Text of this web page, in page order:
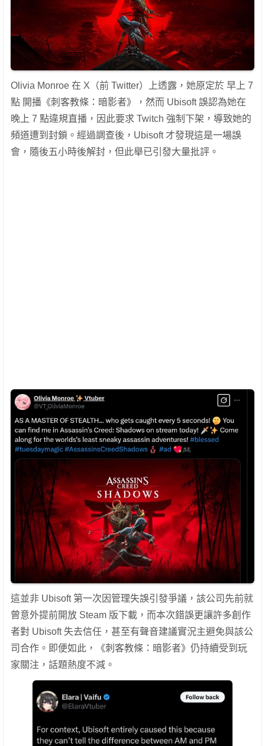
Olivia Monroe 在 X（前 Twitter）上透露，她原定於 早上 7
點 開播《刺客教條：暗影者》，然而 Ubisoft 誤認為她在
晚上 7 點違規直播，因此要求 Twitch 強制下架，導致她的
頻道遭到封鎖。經過調查後，Ubisoft 才發現這是一場誤
會，隨後五小時後解封，但此舉已引發大量批評。
這並非 Ubisoft 第一次因管理失誤引發爭議，該公司先前就
曾意外提前開放 Steam 版下載，而本次錯誤更讓許多創作
者對 Ubisoft 失去信任，甚至有聲音建議實況主避免與該公
司合作。即便如此，《刺客教條：暗影者》仍持續受到玩
家關注，話題熱度不減。